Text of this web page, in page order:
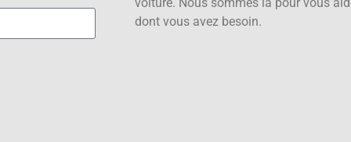
dont vous avez besoin.